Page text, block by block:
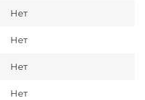
Нет
Нет
Нет
Нет